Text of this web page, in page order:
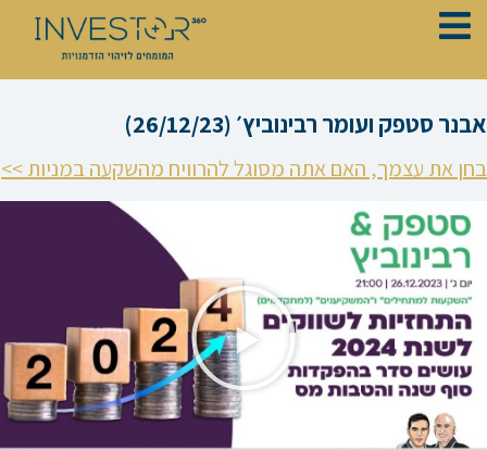
דילוג
אבנר סטפק ועומר רבינוביץ׳ (26/12/23)
בחן את עצמך, האם אתה מסוגל להרוויח מהשקעה במניות >>
נגן
וידאו